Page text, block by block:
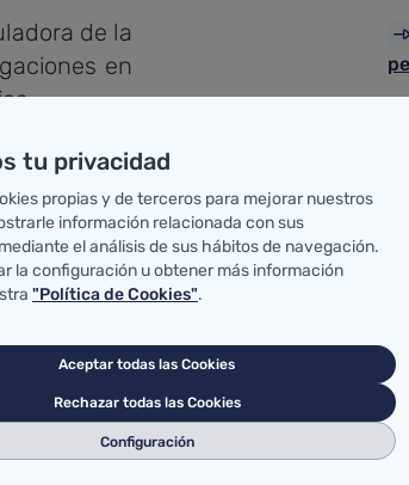
de la
en
del
por el que
informes
medidas
sistema
los avales
por el que
tu privacidad
propias y de terceros para mejorar nuestros
información relacionada con sus
el análisis de sus hábitos de navegación.
la configuración u obtener más información
"Política de Cookies".
Aceptar todas las Cookies
Rechazar todas las Cookies
Configuración